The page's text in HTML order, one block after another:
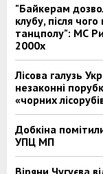
"Байкерам
клубу, після
танцполу": МС
2000х
Лісова галузь
незаконні
«чорних
Добкіна
УПЦ МП
Віряни Чугуєва